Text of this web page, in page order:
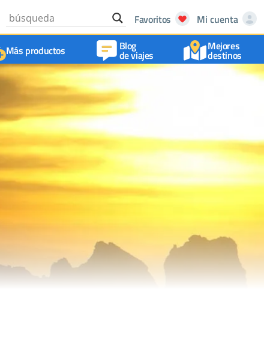
Favoritos
Mi cuenta
Más productos Blog
de viajes
Mejores
destinos